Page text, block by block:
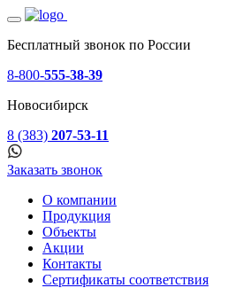
Бесплатный звонок по России
8-800-555-38-39
Новосибирск
8 (383) 207-53-11
Заказать звонок
О компании
Продукция
Объекты
Акции
Контакты
Сертификаты соответствия